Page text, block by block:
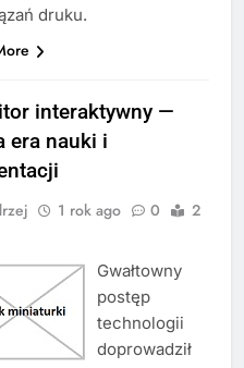
druku.
interaktywny —
era nauki i
1 rok ago 0
2
Gwałtowny
postęp
technologii
doprowadził